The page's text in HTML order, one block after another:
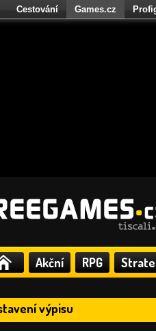
Akční RPG
výpisu
Cestování Games.cz